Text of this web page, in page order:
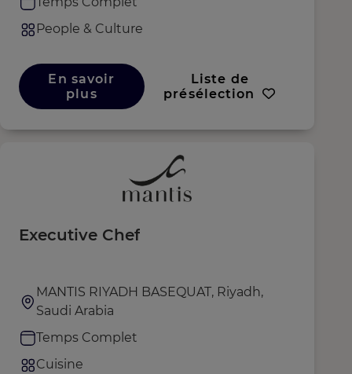
People & Culture
En savoir
plus
Liste de
présélection
Executive Chef
MANTIS RIYADH BASEQUAT, Riyadh,
Saudi Arabia
Temps Complet
Cuisine